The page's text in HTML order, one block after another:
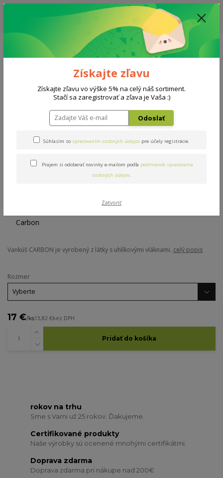
ZĽAVA: VŠETKY VYSTAVENÉ POSTELE ZA 400€ - CENA MATRACU A ROŠTU
PODĽA VÝBERU / DODACIA LEHOTA JE AKTUÁLNE 10-15 PRACOVNÝCH
Menu
0908 777 700 Po-So: 10-18 hod.
0
Doplnky Vankúš Carbon
Vankúš Carbon
Vankúš CARBON je vyrobený z látky s uhlíkovými vláknami. celý popis
Rozmer
17 €/ks13,82 €bez DPH
Pridať do košíka
rokov na trhu
Sme s Vami už 25 rokov. Ďakujeme.
Certifikované produkty
Naše výrobky sú ocenené mnohými certifikátmi.
Doprava zdarma
Doprava zdarma pri nákupe nad 200€
Získajte zľavu
Získajte zľavu vo výške 5% na celý náš sortiment.
Stačí sa zaregistrovať a zľava je Vaša :)
Odoslať
Súhlasím so spracovaním osobných údajov pre účely registrácie.
Prajem si odoberať novinky e-mailom podľa podmienok spracovania
osobných údajov.
Zatvoriť